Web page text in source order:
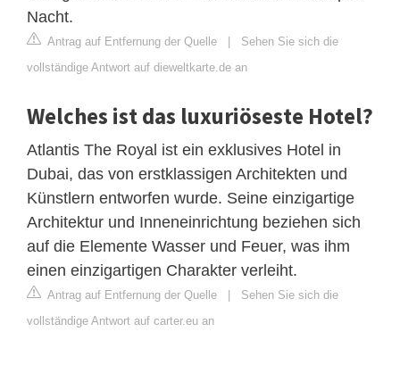
Nacht.
Antrag auf Entfernung der Quelle | Sehen Sie sich die
vollständige Antwort auf dieweltkarte.de an
Welches ist das luxuriöseste Hotel?
Atlantis The Royal ist ein exklusives Hotel in
Dubai, das von erstklassigen Architekten und
Künstlern entworfen wurde. Seine einzigartige
Architektur und Inneneinrichtung beziehen sich
auf die Elemente Wasser und Feuer, was ihm
einen einzigartigen Charakter verleiht.
Antrag auf Entfernung der Quelle | Sehen Sie sich die
vollständige Antwort auf carter.eu an